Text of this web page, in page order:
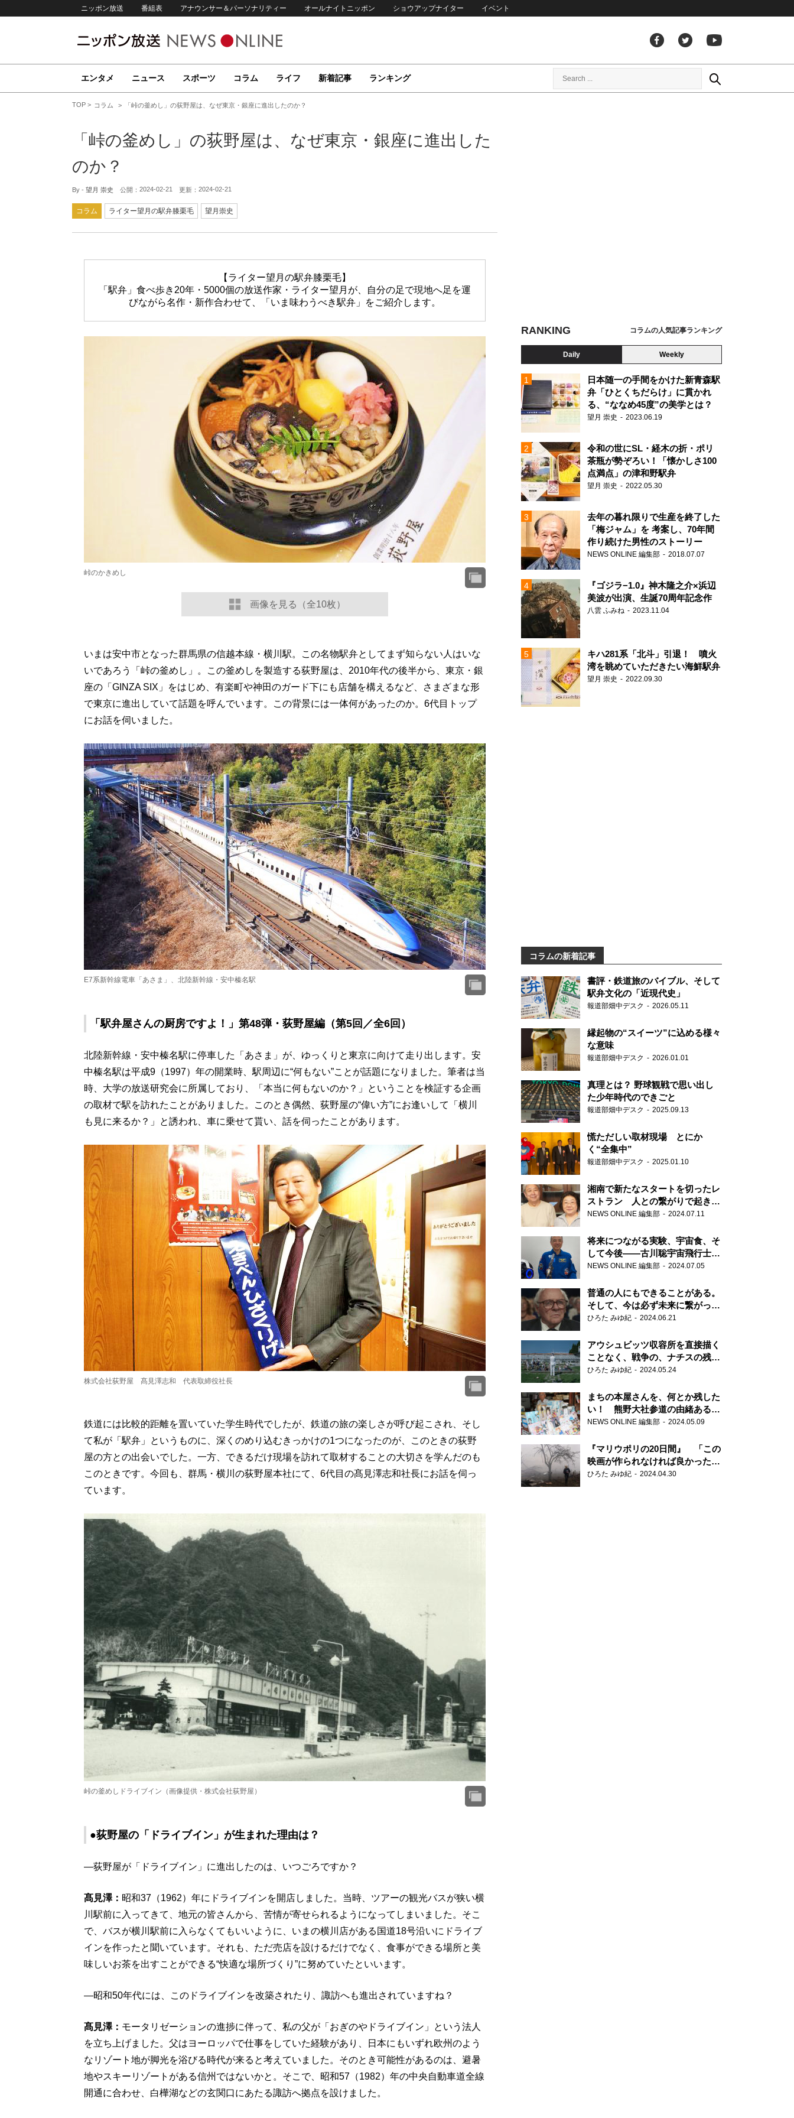
ニッポン放送 番組表 アナウンサー＆パーソナリティー オールナイトニッポン ショウアップナイター イベント
エンタメ ニュース スポーツ コラム ライフ 新着記事 ランキング
TOP コラム 「峠の釜めし」の荻野屋は、なぜ東京・銀座に進出したのか？
「峠の釜めし」の荻野屋は、なぜ東京・銀座に進出した
のか？
By - 望月 崇史 公開： 2024-02-21 更新： 2024-02-21
コラム ライター望月の駅弁膝栗毛 望月崇史
【ライター望月の駅弁膝栗毛】
「駅弁」食べ歩き20年・5000個の放送作家・ライター望月が、自分の足で現地へ足を運
びながら名作・新作合わせて、「いま味わうべき駅弁」をご紹介します。
画像を見る（全10枚）
峠のかきめし
いまは安中市となった群馬県の信越本線・横川駅。この名物駅弁としてまず知らない人はいな
いであろう「峠の釜めし」。この釜めしを製造する荻野屋は、2010年代の後半から、東京・銀
座の「GINZA SIX」をはじめ、有楽町や神田のガード下にも店舗を構えるなど、さまざまな形
で東京に進出していて話題を呼んでいます。この背景には一体何があったのか。6代目トップ
にお話を伺いました。
E7系新幹線電車「あさま」、北陸新幹線・安中榛名駅
「駅弁屋さんの厨房ですよ！」第48弾・荻野屋編（第5回／全6回）
北陸新幹線・安中榛名駅に停車した「あさま」が、ゆっくりと東京に向けて走り出します。安
中榛名駅は平成9（1997）年の開業時、駅周辺に“何もない”ことが話題になりました。筆者は当
時、大学の放送研究会に所属しており、「本当に何もないのか？」ということを検証する企画
の取材で駅を訪れたことがありました。このとき偶然、荻野屋の“偉い方”にお逢いして「横川
も見に来るか？」と誘われ、車に乗せて貰い、話を伺ったことがあります。
株式会社荻野屋 髙見澤志和 代表取締役社長
鉄道には比較的距離を置いていた学生時代でしたが、鉄道の旅の楽しさが呼び起こされ、そし
て私が「駅弁」というものに、深くのめり込むきっかけの1つになったのが、このときの荻野
屋の方との出会いでした。一方、できるだけ現場を訪れて取材することの大切さを学んだのも
このときです。今回も、群馬・横川の荻野屋本社にて、6代目の髙見澤志和社長にお話を伺っ
ています。
峠の釜めしドライブイン（画像提供・株式会社荻野屋）
●荻野屋の「ドライブイン」が生まれた理由は？
―荻野屋が「ドライブイン」に進出したのは、いつごろですか？
髙見澤： 昭和37（1962）年にドライブインを開店しました。当時、ツアーの観光バスが狭い横
川駅前に入ってきて、地元の皆さんから、苦情が寄せられるようになってしまいました。そこ
で、バスが横川駅前に入らなくてもいいように、いまの横川店がある国道18号沿いにドライブ
インを作ったと聞いています。それも、ただ売店を設けるだけでなく、食事ができる場所と美
味しいお茶を出すことができる“快適な場所づくり”に努めていたといいます。
―昭和50年代には、このドライブインを改築されたり、諏訪へも進出されていますね？
髙見澤： モータリゼーションの進捗に伴って、私の父が「おぎのやドライブイン」という法人
を立ち上げました。父はヨーロッパで仕事をしていた経験があり、日本にもいずれ欧州のよう
なリゾート地が脚光を浴びる時代が来ると考えていました。そのとき可能性があるのは、避暑
地やスキーリゾートがある信州ではないかと。そこで、昭和57（1982）年の中央自動車道全線
開通に合わせ、白樺湖などの玄関口にあたる諏訪へ拠点を設けました。
RANKING コラムの人気記事ランキング
Daily Weekly
日本随一の手間をかけた新青森駅
弁「ひとくちだらけ」に貫かれ
る、“ななめ45度”の美学とは？
望月 崇史 2023.06.19
令和の世にSL・経木の折・ポリ
茶瓶が勢ぞろい！「懐かしさ100
点満点」の津和野駅弁
望月 崇史 2022.05.30
去年の暮れ限りで生産を終了した
「梅ジャム」を 考案し、70年間
作り続けた男性のストーリー
NEWS ONLINE 編集部 2018.07.07
『ゴジラ−1.0』神木隆之介×浜辺
美波が出演、生誕70周年記念作
八雲 ふみね 2023.11.04
キハ281系「北斗」引退！ 噴火
湾を眺めていただきたい海鮮駅弁
望月 崇史 2022.09.30
コラムの新着記事
書評・鉄道旅のバイブル、そして
駅弁文化の「近現代史」
報道部畑中デスク 2026.05.11
縁起物の“スイーツ”に込める様々
な意味
報道部畑中デスク 2026.01.01
真理とは？ 野球観戦で思い出し
た少年時代のできごと
報道部畑中デスク 2025.09.13
慌ただしい取材現場 とにか
く“全集中”
報道部畑中デスク 2025.01.10
湘南で新たなスタートを切ったレ
ストラン 人との繋がりで起きた
奇跡
NEWS ONLINE 編集部 2024.07.11
将来につながる実験、宇宙食、そ
して今後――古川聡宇宙飛行士単
独インタビュー
NEWS ONLINE 編集部 2024.07.05
普通の人にもできることがある。
そして、今は必ず未来に繋がって
いく……『ONE LIFE 奇跡が繋い
ひろた みゆ紀 2024.06.21
アウシュビッツ収容所を直接描く
ことなく、戦争の、ナチスの残虐
さが見える映画 『関心領域』
ひろた みゆ紀 2024.05.24
まちの本屋さんを、何とか残した
い！ 熊野大社参道の由緒ある書
店・三代目の強い思い
NEWS ONLINE 編集部 2024.05.09
『マリウポリの20日間』 「この
映画が作られなければ良かった」
と語る監督
ひろた みゆ紀 2024.04.30